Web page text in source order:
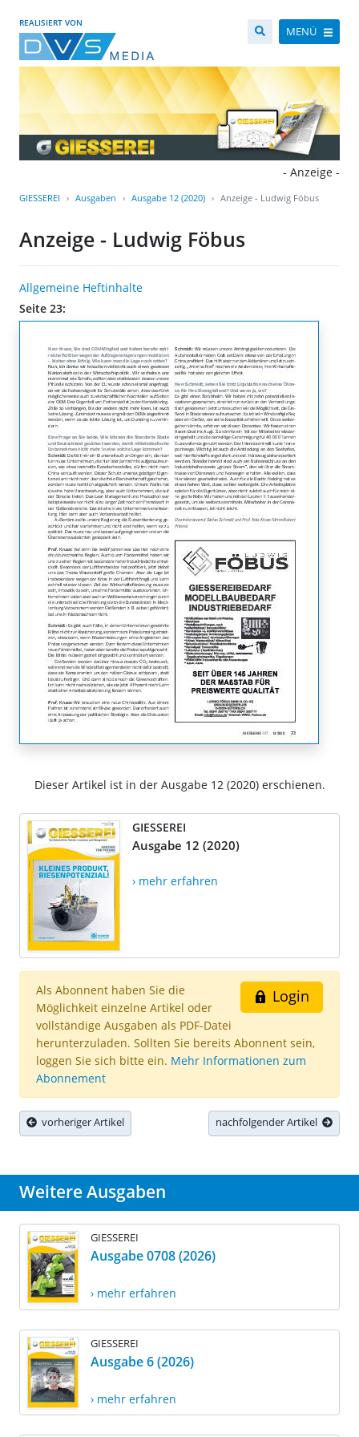
REALISIERT VON
MENÜ
- Anzeige -
GIESSEREI Ausgaben Ausgabe 12 (2020) Anzeige - Ludwig Föbus
Anzeige - Ludwig Föbus
Allgemeine Heftinhalte
Seite 23:
Dieser Artikel ist in der Ausgabe 12 (2020) erschienen.
GIESSEREI
Ausgabe 12 (2020)
› mehr erfahren
Login
Als Abonnent haben Sie die
Möglichkeit einzelne Artikel oder
vollständige Ausgaben als PDF-Datei
herunterzuladen. Sollten Sie bereits Abonnent sein,
loggen Sie sich bitte ein. Mehr Informationen zum
Abonnement
vorheriger Artikel nachfolgender Artikel
Weitere Ausgaben
GIESSEREI
Ausgabe 0708 (2026)
› mehr erfahren
GIESSEREI
Ausgabe 6 (2026)
› mehr erfahren